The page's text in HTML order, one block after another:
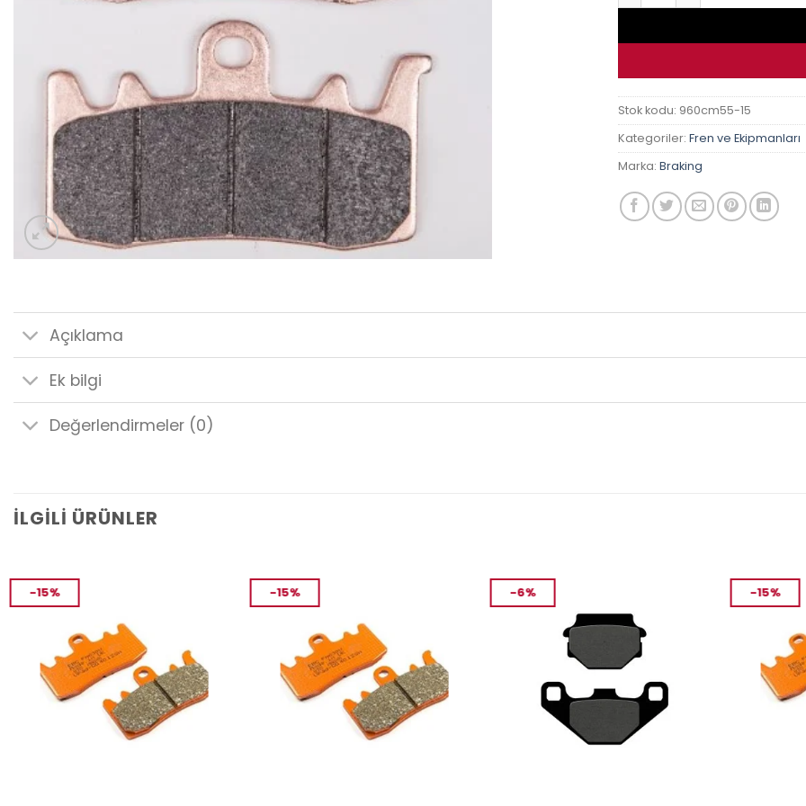
Stok kodu: 960cm55-15
Kategoriler: Fren ve Ekipmanları
Marka: Braking
Açıklama
Ek bilgi
Değerlendirmeler (0)
İLGILI ÜRÜNLER
-15% -15% -6% -15%